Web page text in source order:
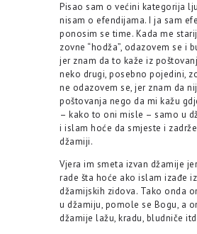
Pisao sam o većini kategorija
nisam o efendijama. I ja sam
ponosim se time. Kada me
zovne “hodža”, odazovem se i
jer znam da to kaže iz
neko drugi, posebno pojedini,
ne odazovem se, jer znam da
poštovanja nego da mi kažu
– kako to oni misle – samo u
i islam hoće da smjeste i
džamiji.
Vjera im smeta izvan džamije
rade šta hoće ako islam izađe
džamijskih zidova. Tako onda
u džamiju, pomole se Bogu, a
džamije lažu, kradu, bludniče